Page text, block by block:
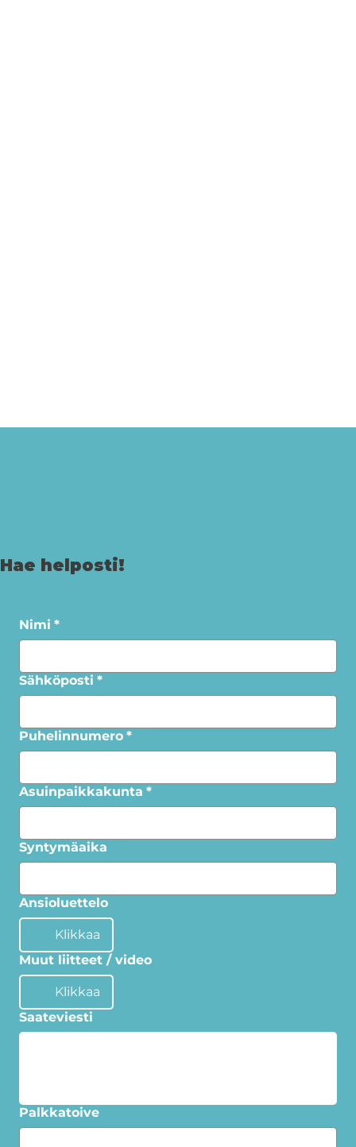
Hae helposti!
Nimi *
Sähköposti *
Puhelinnumero *
Asuinpaikkakunta *
Syntymäaika
Ansioluettelo
Klikkaa
Muut liitteet / video
Klikkaa
Saateviesti
Palkkatoive